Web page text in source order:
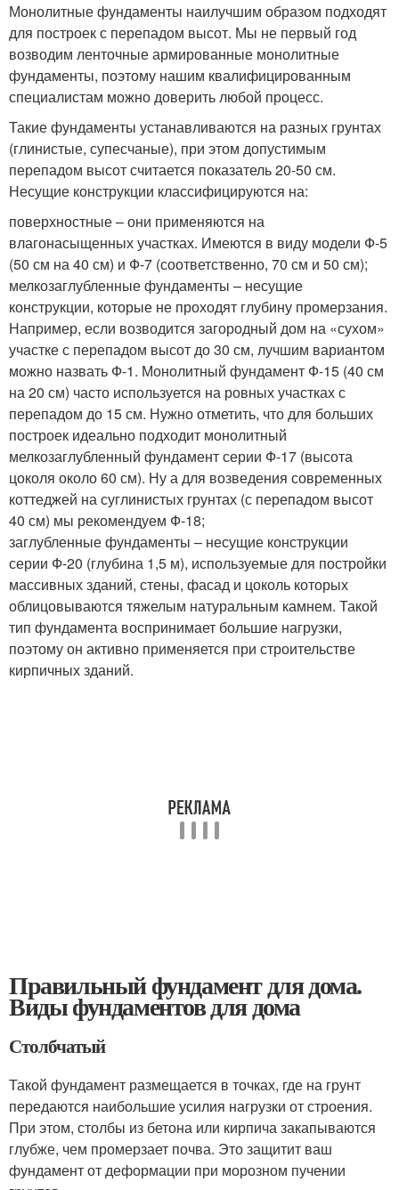
Монолитные фундаменты наилучшим образом подходят
для построек с перепадом высот. Мы не первый год
возводим ленточные армированные монолитные
фундаменты, поэтому нашим квалифицированным
специалистам можно доверить любой процесс.
Такие фундаменты устанавливаются на разных грунтах
(глинистые, супесчаные), при этом допустимым
перепадом высот считается показатель 20-50 см.
Несущие конструкции классифицируются на:
поверхностные – они применяются на
влагонасыщенных участках. Имеются в виду модели Ф-5
(50 см на 40 см) и Ф-7 (соответственно, 70 см и 50 см);
мелкозаглубленные фундаменты – несущие
конструкции, которые не проходят глубину промерзания.
Например, если возводится загородный дом на «сухом»
участке с перепадом высот до 30 см, лучшим вариантом
можно назвать Ф-1. Монолитный фундамент Ф-15 (40 см
на 20 см) часто используется на ровных участках с
перепадом до 15 см. Нужно отметить, что для больших
построек идеально подходит монолитный
мелкозаглубленный фундамент серии Ф-17 (высота
цоколя около 60 см). Ну а для возведения современных
коттеджей на суглинистых грунтах (с перепадом высот
40 см) мы рекомендуем Ф-18;
заглубленные фундаменты – несущие конструкции
серии Ф-20 (глубина 1,5 м), используемые для постройки
массивных зданий, стены, фасад и цоколь которых
облицовываются тяжелым натуральным камнем. Такой
тип фундамента воспринимает большие нагрузки,
поэтому он активно применяется при строительстве
кирпичных зданий.
Правильный фундамент для дома.
Виды фундаментов для дома
Столбчатый
Такой фундамент размещается в точках, где на грунт
передаются наибольшие усилия нагрузки от строения.
При этом, столбы из бетона или кирпича закапываются
глубже, чем промерзает почва. Это защитит ваш
фундамент от деформации при морозном пучении